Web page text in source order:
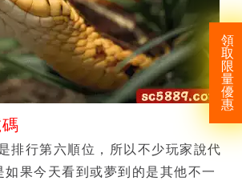
領
取
限
量
優
惠
排行第六順位，所以不少玩家說代
果今天看到或夢到的是其他不一